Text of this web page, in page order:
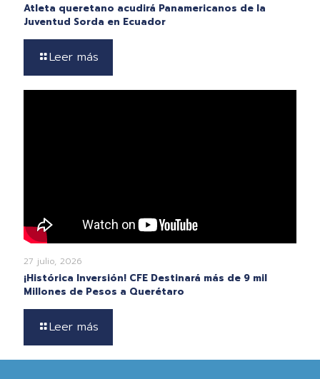
Atleta queretano acudirá Panamericanos de la
Juventud Sorda en Ecuador
Leer más
27 julio, 2026
¡Histórica Inversión! CFE Destinará más de 9 mil
Millones de Pesos a Querétaro
Leer más